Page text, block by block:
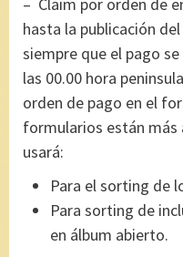
– Claim por orden de
hasta la publicación
siempre que el pago
las 00.00 hora
orden de pago en el
formularios están más
usará:
Para el sorting de
Para sorting de
en álbum abierto.